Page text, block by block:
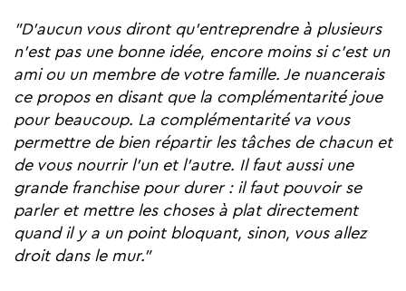
"D'aucun vous diront qu'entreprendre à plusieurs
n'est pas une bonne idée, encore moins si c'est un
ami ou un membre de votre famille. Je nuancerais
ce propos en disant que la complémentarité joue
pour beaucoup. La complémentarité va vous
permettre de bien répartir les tâches de chacun et
de vous nourrir l'un et l'autre. Il faut aussi une
grande franchise pour durer : il faut pouvoir se
parler et mettre les choses à plat directement
quand il y a un point bloquant, sinon, vous allez
droit dans le mur."